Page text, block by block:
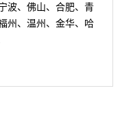
波、佛山、合肥、青
州、温州、金华、哈